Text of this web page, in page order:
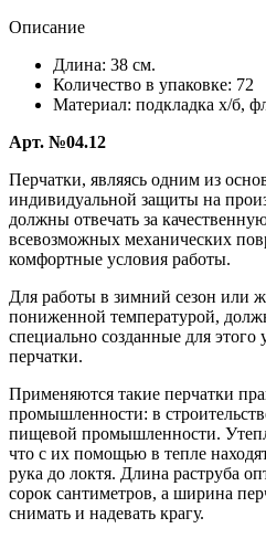
Описание
Длина: 38 см.
Количество в упаковке: 72
Материал: подкладка х/б,
Арт. №04.12
Перчатки, являясь одним из
индивидуальной защиты на
должны отвечать за
всевозможных механических
комфортные условия работы.
Для работы в зимний сезон или
пониженной температурой,
специально созданные для этого
перчатки.
Применяются такие перчатки
промышленности: в
пищевой промышленности.
что с их помощью в тепле
рука до локтя. Длина раструба
сорок сантиметров, а ширина
снимать и надевать крагу.